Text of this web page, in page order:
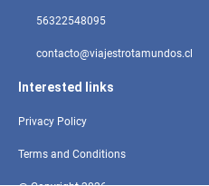
56322548095
contacto@viajestrotamundos.cl
Interested links
Privacy Policy
Terms and Conditions